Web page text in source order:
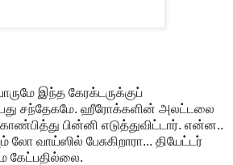
இந்த கேரக்டருக்குப்
சந்தேகமே. ஹீரோக்களின் அலட்டலை
பின்னி எடுத்துவிட்டார். என்ன..
வாய்ஸில் பேசுகிறாரா... தியேட்டர்
கேட்பதில்லை.